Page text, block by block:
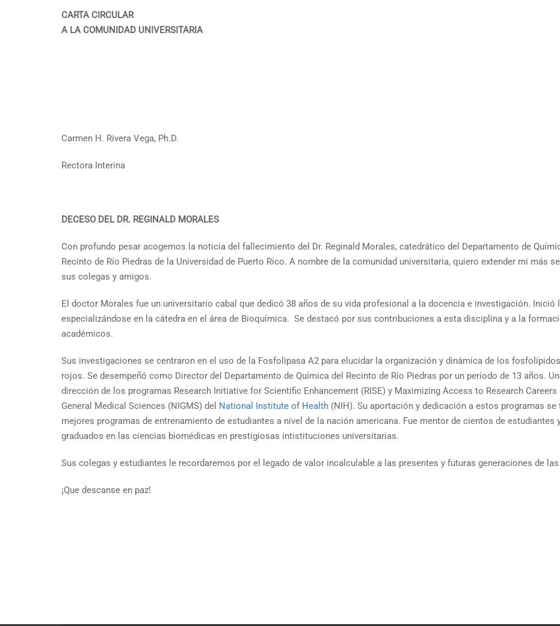
CARTA CIRCULAR
A LA COMUNIDAD UNIVERSITARIA
Carmen H. Rivera Vega, Ph.D.
Rectora Interina
DECESO DEL DR. REGINALD MORALES
Con profundo pesar acogemos la noticia del fallecimiento del Dr. Reginald Morales, catedrático del Departamento de
Recinto de Río Piedras de la Universidad de Puerto Rico. A nombre de la comunidad universitaria, quiero extender mi más
sus colegas y amigos.
El doctor Morales fue un universitario cabal que dedicó 38 años de su vida profesional a la docencia e investigación. Inició
especializándose en la cátedra en el área de Bioquímica. Se destacó por sus contribuciones a esta disciplina y a la
académicos.
Sus investigaciones se centraron en el uso de la Fosfolipasa A2 para elucidar la organización y dinámica de los
rojos. Se desempeñó como Director del Departamento de Química del Recinto de Río Piedras por un período de 13 años.
dirección de los programas Research Initiative for Scientific Enhancement (RISE) y Maximizing Access to Research
General Medical Sciences (NIGMS) del National Institute of Health (NIH). Su aportación y dedicación a estos programas
mejores programas de entrenamiento de estudiantes a nivel de la nación americana. Fue mentor de cientos de
graduados en las ciencias biomédicas en prestigiosas intistituciones universitarias.
Sus colegas y estudiantes le recordaremos por el legado de valor incalculable a las presentes y futuras generaciones de
¡Que descanse en paz!